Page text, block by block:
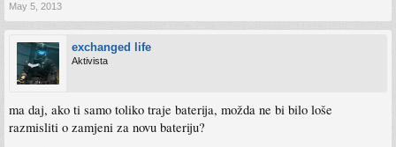
May 5, 2013
exchanged life
Aktivista
ma daj, ako ti samo toliko traje baterija, možda ne bi bilo loše
razmisliti o zamjeni za novu bateriju?